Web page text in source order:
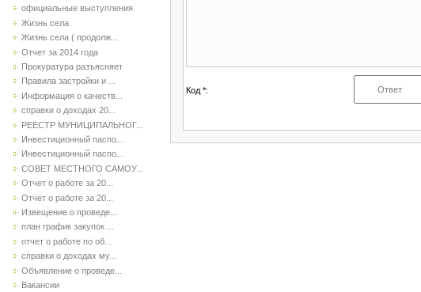
официальные выступления
Жизнь села
Жизнь села ( продолж...
Отчет за 2014 года
Прокуратура разъясняет
Правила застройки и ...
Информация о качеств...
справки о доходах 20...
РЕЕСТР МУНИЦИПАЛЬНОГ...
Инвестиционный паспо...
Инвестиционный паспо...
СОВЕТ МЕСТНОГО САМОУ...
Отчет о работе за 20...
Отчет о работе за 20...
Извещение о проведе...
план график закупок ...
отчет о работе по об...
справки о доходах му...
Объявление о проведе...
Вакансии
Код *: